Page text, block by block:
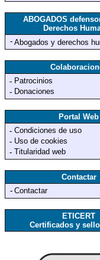
ABOGADOS
Derechos
- Abogados y derechos
- Patrocinios
- Donaciones
Portal Web
- Condiciones de uso
- Uso de cookies
- Titularidad web
Contactar
- Contactar
ETICERT
Certificados y